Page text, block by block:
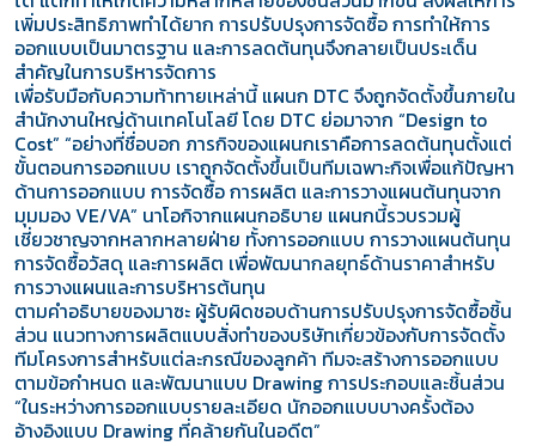
เพิ่มประสิทธิภาพทำได้ยาก การปรับปรุงการจัดซื้อ การทำให้การ
ออกแบบเป็นมาตรฐาน และการลดต้นทุนจึงกลายเป็นประเด็น
สำคัญในการบริหารจัดการ
เพื่อรับมือกับความท้าทายเหล่านี้ แผนก DTC จึงถูกจัดตั้งขึ้นภายใน
สำนักงานใหญ่ด้านเทคโนโลยี โดย DTC ย่อมาจาก “Design to
Cost” “อย่างที่ชื่อบอก ภารกิจของแผนกเราคือการลดต้นทุนตั้งแต่
ขั้นตอนการออกแบบ เราถูกจัดตั้งขึ้นเป็นทีมเฉพาะกิจเพื่อแก้ปัญหา
ด้านการออกแบบ การจัดซื้อ การผลิต และการวางแผนต้นทุนจาก
มุมมอง VE/VA” นาโอกิจากแผนกอธิบาย แผนกนี้รวบรวมผู้
เชี่ยวชาญจากหลากหลายฝ่าย ทั้งการออกแบบ การวางแผนต้นทุน
การจัดซื้อวัสดุ และการผลิต เพื่อพัฒนากลยุทธ์ด้านราคาสำหรับ
การวางแผนและการบริหารต้นทุน
ตามคำอธิบายของมาซะ ผู้รับผิดชอบด้านการปรับปรุงการจัดซื้อชิ้น
ส่วน แนวทางการผลิตแบบสั่งทำของบริษัทเกี่ยวข้องกับการจัดตั้ง
ทีมโครงการสำหรับแต่ละกรณีของลูกค้า ทีมจะสร้างการออกแบบ
ตามข้อกำหนด และพัฒนาแบบ Drawing การประกอบและชิ้นส่วน
“ในระหว่างการออกแบบรายละเอียด นักออกแบบบางครั้งต้อง
อ้างอิงแบบ Drawing ที่คล้ายกันในอดีต”